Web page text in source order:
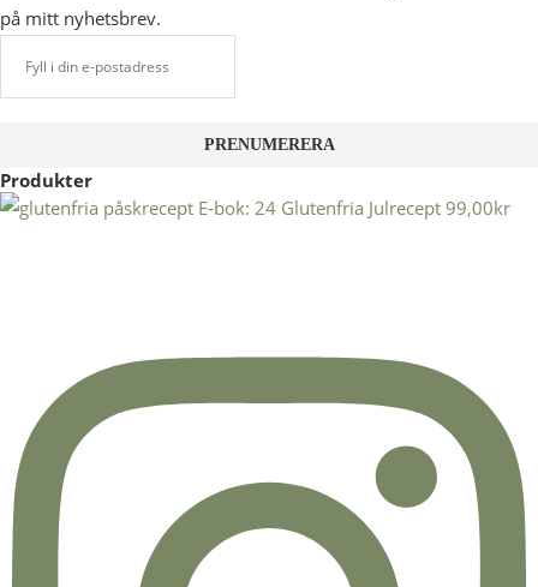
på mitt nyhetsbrev.
Produkter
E-bok: 24 Glutenfria Julrecept 99,00kr